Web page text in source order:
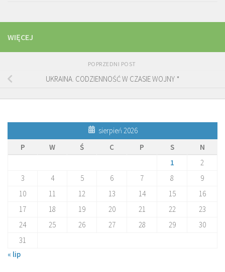
WIĘCEJ
POPRZEDNI POST
UKRAINA. CODZIENNOŚĆ W CZASIE WOJNY *
sierpień 2026
P
W Ś C P S
N
1
2
3
4 5 6 7 8
9
10
11 12 13 14 15
16
17
18 19 20 21 22
23
24
25 26 27 28 29
30
31
« lip